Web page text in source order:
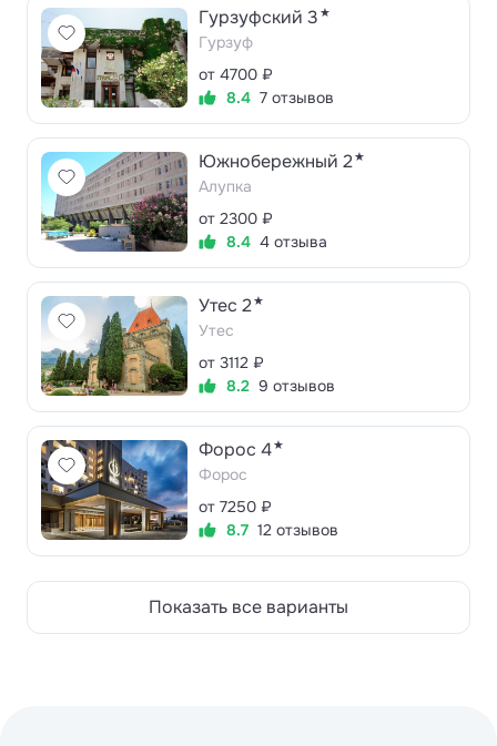
Гурзуфский 3 ★
Гурзуф
от 4700 ₽
8.4 7 отзывов
Южнобережный 2★
Алупка
от 2300 ₽
8.4 4 отзыва
Утес 2★
Утес
от 3112 ₽
8.2 9 отзывов
Форос 4★
Форос
от 7250 ₽
8.7 12 отзывов
Показать все варианты